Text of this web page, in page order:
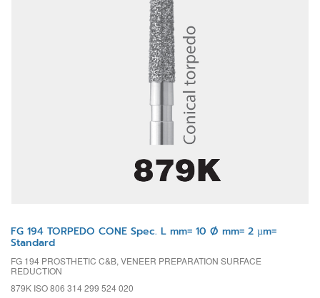
FG 194 TORPEDO CONE Spec. L mm= 10 Ø mm= 2 µm=
Standard
FG 194 PROSTHETIC C&B, VENEER PREPARATION SURFACE
REDUCTION
879K ISO 806 314 299 524 020